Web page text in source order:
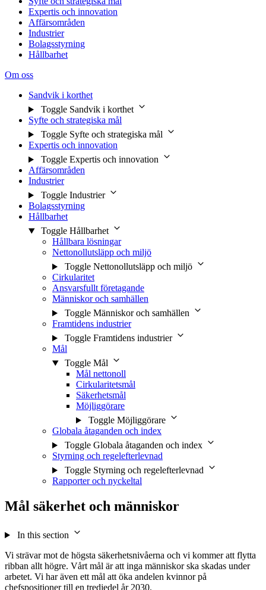
Expertis och innovation
Affärsområden
Industrier
Bolagsstyrning
Hållbarhet
Om oss
Sandvik i korthet
Toggle Sandvik i korthet
Syfte och strategiska mål
Toggle Syfte och strategiska mål
Expertis och innovation
Toggle Expertis och innovation
Affärsområden
Industrier
Toggle Industrier
Bolagsstyrning
Hållbarhet
Toggle Hållbarhet
Hållbara lösningar
Nettonollutsläpp och miljö
Toggle Nettonollutsläpp och miljö
Cirkularitet
Ansvarsfullt företagande
Människor och samhällen
Toggle Människor och samhällen
Framtidens industrier
Toggle Framtidens industrier
Mål
Toggle Mål
Mål nettonoll
Cirkularitetsmål
Säkerhetsmål
Möjliggörare
Toggle Möjliggörare
Globala åtaganden och index
Toggle Globala åtaganden och index
Styrning och regelefterlevnad
Toggle Styrning och regelefterlevnad
Rapporter och nyckeltal
Mål säkerhet och människor
In this section
Vi strävar mot de högsta säkerhetsnivåerna och vi kommer att flytta
ribban allt högre. Vårt mål är att inga människor ska skadas under
arbetet. Vi har även ett mål att öka andelen kvinnor på
chefspositioner till en tredjedel år 2030.